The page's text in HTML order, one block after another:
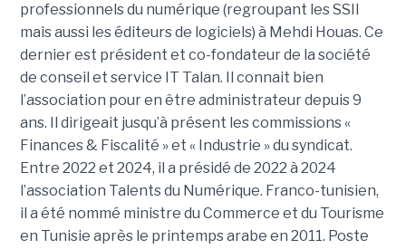
professionnels du numérique (regroupant les SSII
mais aussi les éditeurs de logiciels) à Mehdi Houas. Ce
dernier est président et co-fondateur de la société
de conseil et service IT Talan. Il connait bien
l’association pour en être administrateur depuis 9
ans. Il dirigeait jusqu’à présent les commissions «
Finances & Fiscalité » et « Industrie » du syndicat.
Entre 2022 et 2024, il a présidé de 2022 à 2024
l’association Talents du Numérique. Franco-tunisien,
il a été nommé ministre du Commerce et du Tourisme
en Tunisie après le printemps arabe en 2011. Poste